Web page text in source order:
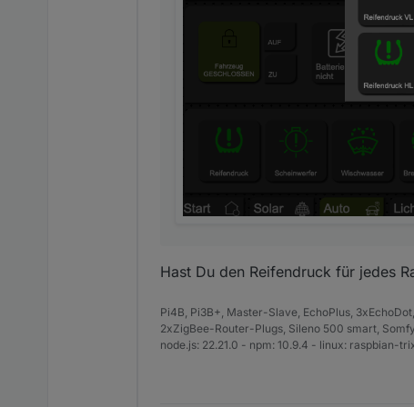
Hast Du den Reifendruck für jedes
Pi4B, Pi3B+, Master-Slave, EchoPlus,
2xZigBee-Router-Plugs, Sileno 500 smart,
node.js: 22.21.0 - npm: 10.9.4 - linux: raspbian-